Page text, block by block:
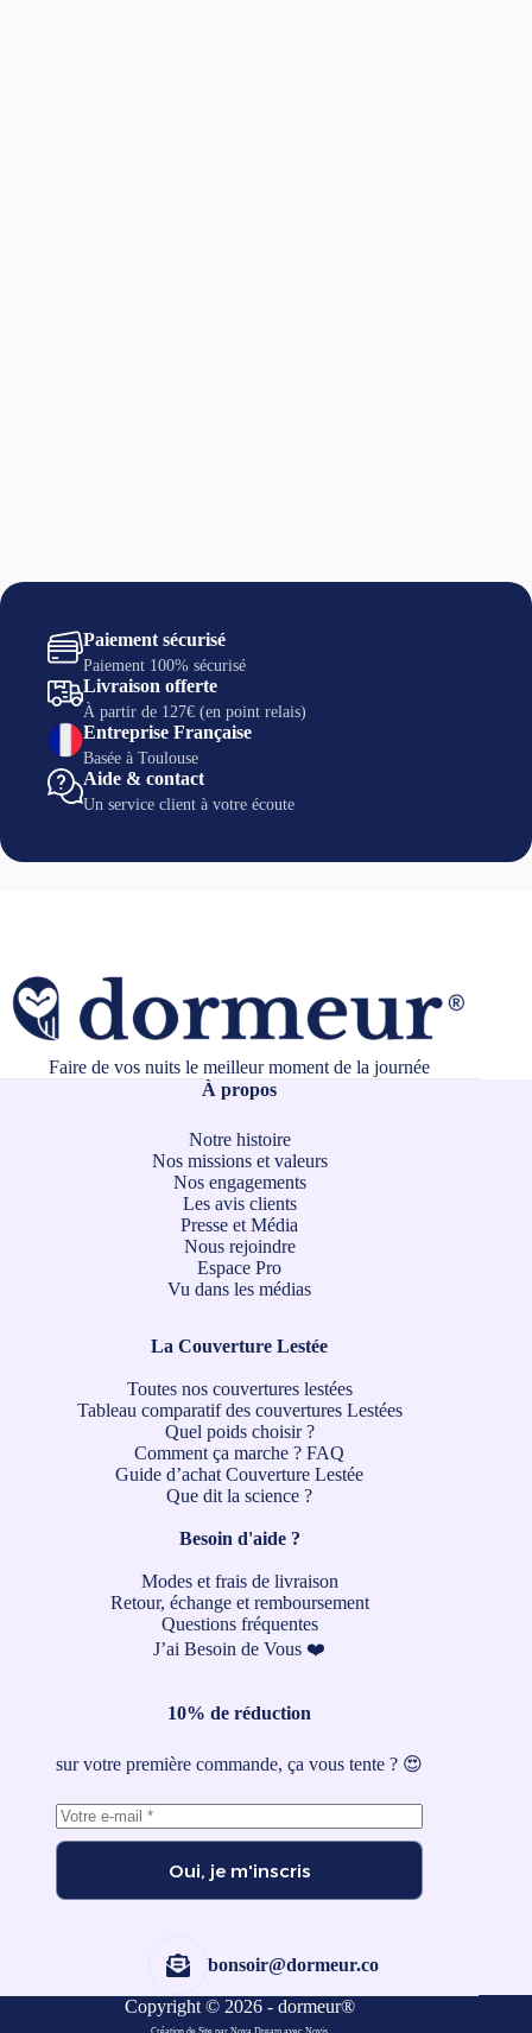
Paiement sécurisé
Paiement 100% sécurisé
Livraison offerte
À partir de 127€ (en point relais)
Entreprise Française
Basée à Toulouse
Aide & contact
Un service client à votre écoute
Faire de vos nuits le meilleur moment de la journée
À propos
Notre histoire
Nos missions et valeurs
Nos engagements
Les avis clients
Presse et Média
Nous rejoindre
Espace Pro
Vu dans les médias
La Couverture Lestée
Toutes nos couvertures lestées
Tableau comparatif des couvertures Lestées
Quel poids choisir ?
Comment ça marche ? FAQ
Guide d’achat Couverture Lestée
Que dit la science ?
Besoin d'aide ?
Modes et frais de livraison
Retour, échange et remboursement
Questions fréquentes
J’ai Besoin de Vous ❤️
10% de réduction
sur votre première commande, ça vous tente ? 😍
Oui, je m'inscris
bonsoir@dormeur.co
Copyright © 2026 - dormeur®